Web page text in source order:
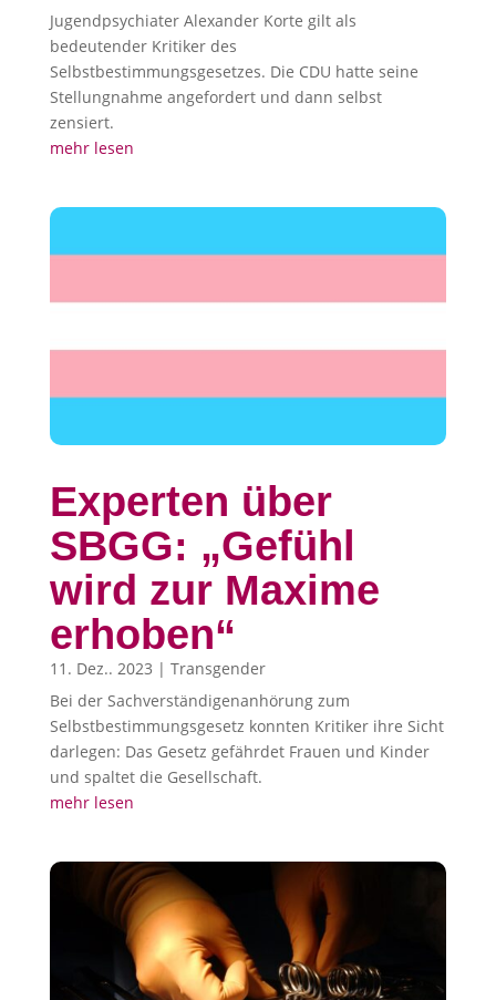
Jugendpsychiater Alexander Korte gilt als
bedeutender Kritiker des
Selbstbestimmungsgesetzes. Die CDU hatte seine
Stellungnahme angefordert und dann selbst
zensiert.
mehr lesen
Experten über
SBGG: „Gefühl
wird zur Maxime
erhoben“
11. Dez.. 2023 | Transgender
Bei der Sachverständigenanhörung zum
Selbstbestimmungsgesetz konnten Kritiker ihre Sicht
darlegen: Das Gesetz gefährdet Frauen und Kinder
und spaltet die Gesellschaft.
mehr lesen